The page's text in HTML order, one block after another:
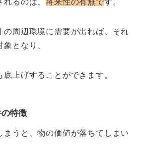
の周辺環境に需要が出れば、それ
となり、
上げすることができます。
特徴
まうと、物の価値が落ちてしまい